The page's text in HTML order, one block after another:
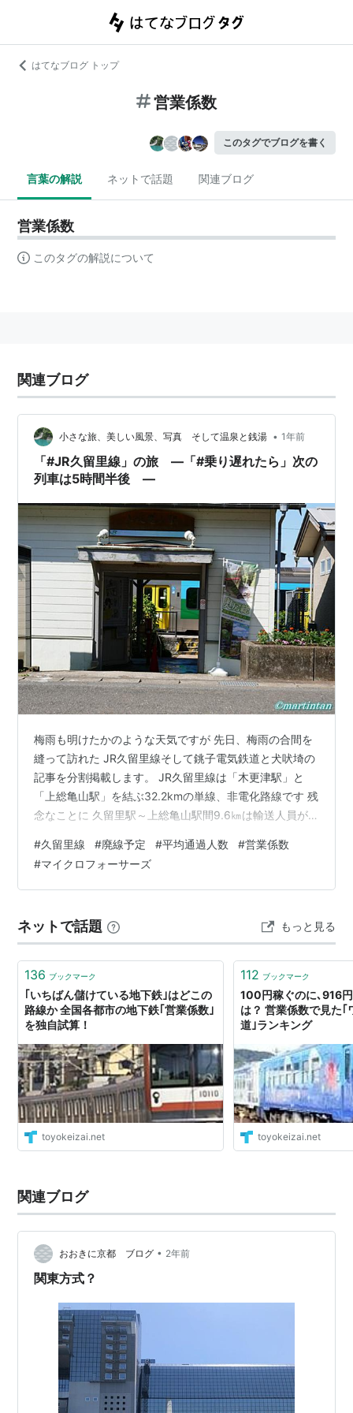
はてなブログ トップ
営業係数
このタグでブログを書く
言葉の解説 ネットで話題 関連ブログ
営業係数
このタグの解説について
関連ブログ
小さな旅、美しい風景、写真 そして温泉と銭湯 • 1年前
「#JR久留里線」の旅 ―「#乗り遅れたら」次の
列車は5時間半後 ―
梅雨も明けたかのような天気ですが 先日、梅雨の合間を
縫って訪れた JR久留里線そして銚子電気鉄道と犬吠埼の
記事を分割掲載します。 JR久留里線は「木更津駅」と
「上総亀山駅」を結ぶ32.2kmの単線、非電化路線です 残
念なことに 久留里駅～上総亀山駅間9.6㎞は輸送人員が
ことも多く、昨年、バス転換計画が発表されました。 木
更津駅から久留里駅までは1時間に1本の列車があるので
すが 久留里駅から先に行こうとすると「木更津駅」6時
間半ほど待たなければなりません。 「上総亀山駅」から
「木更津駅」…
#久留里線 #廃線予定 #平均通過人数 #営業係数
#マイクロフォーサーズ
ネットで話題 もっと見る
136 ブックマーク
｢いちばん儲けている地下鉄｣はどこの
路線か 全国各都市の地下鉄｢営業係数｣
を独自試算！
toyokeizai.net
112 ブックマーク
100円稼ぐのに､916
は？ 営業係数で見た
道｣ランキング
toyokeizai.net
関連ブログ
おおきに京都 ブログ • 2年前
関東方式？